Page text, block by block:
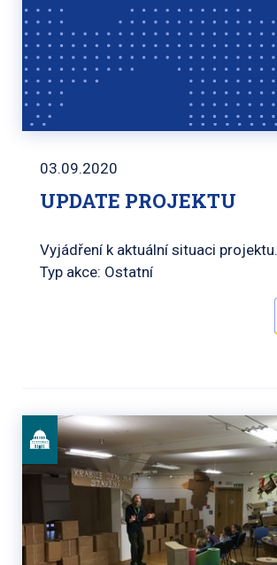
03.09.2020
UPDATE PROJEKTU
Vyjádření k aktuální situaci projektu.
Typ akce: Ostatní